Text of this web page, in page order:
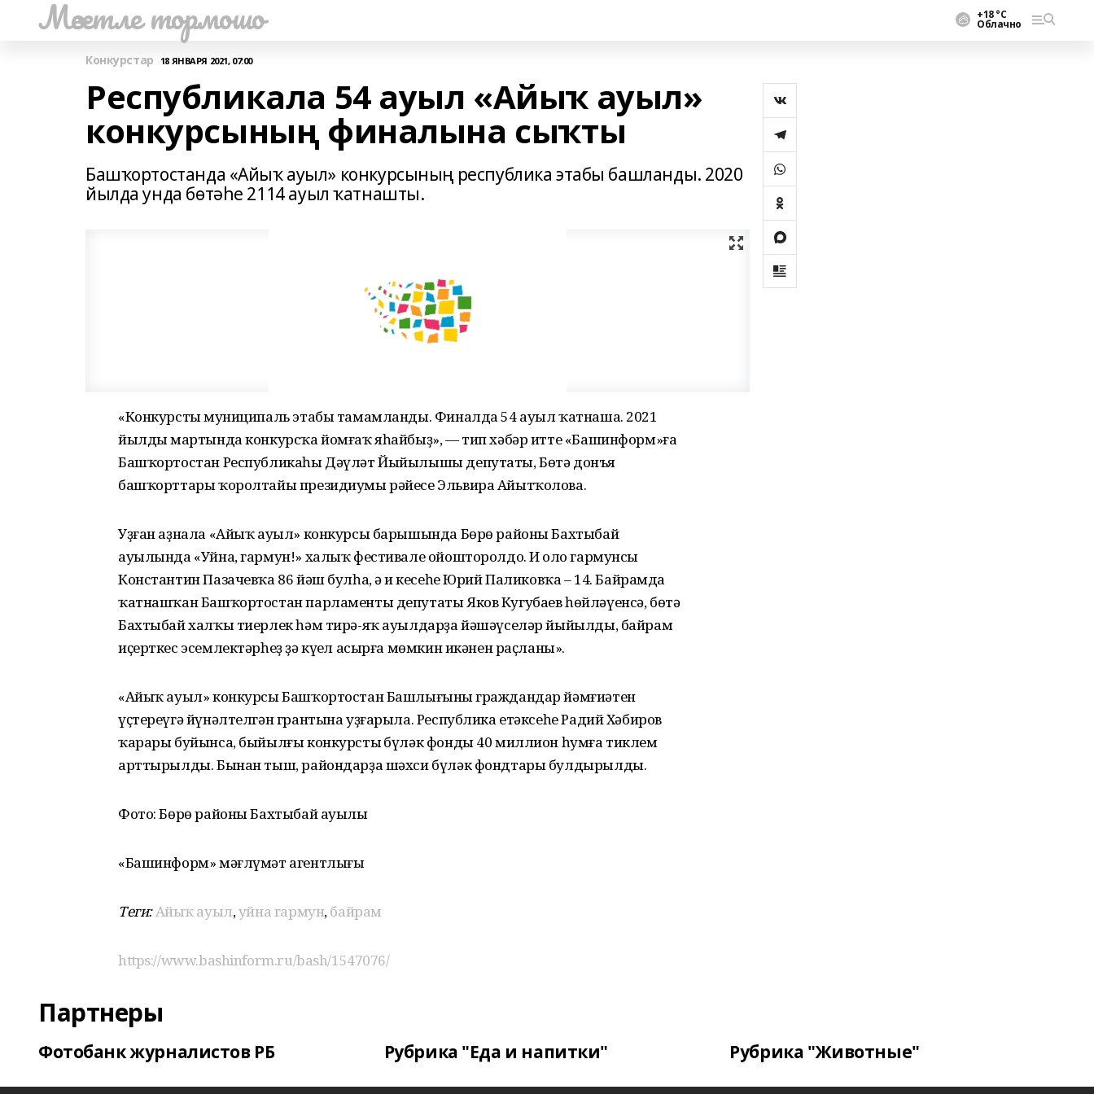
Мәсетле тормошо +18 °С
Облачно
Конкурстар 18 ЯНВАРЯ 2021, 07:00
Республикала 54 ауыл «Айыҡ ауыл»
конкурсының финалына сыҡты
Башҡортостанда «Айыҡ ауыл» конкурсының республика этабы башланды. 2020
йылда унда бөтәһе 2114 ауыл ҡатнашты.
«Конкурстың муниципаль этабы тамамланды. Финалда 54 ауыл ҡатнаша. 2021
йылдың мартында конкурсҡа йомғаҡ яһайбыҙ», — тип хәбәр итте «Башинформ»ға
Башҡортостан Республикаһы Дәүләт Йыйылышы депутаты, Бөтә донъя
башҡорттары ҡоролтайы президиумы рәйесе Эльвира Айытҡолова.
Уҙған аҙнала «Айыҡ ауыл» конкурсы барышында Бөрө районы Бахтыбай
ауылында «Уйна, гармун!» халыҡ фестивале ойошторолдо. Иң оло гармунсы
Константин Пазачевҡа 86 йәш булһа, ә иң кесеһе Юрий Паликовҡа – 14. Байрамда
ҡатнашҡан Башҡортостан парламенты депутаты Яков Кугубаев һөйләүенсә, бөтә
Бахтыбай халҡы тиерлек һәм тирә-яҡ ауылдарҙа йәшәүселәр йыйылды, байрам
иҫерткес эсемлектәрһеҙ ҙә күңел асырға мөмкин икәнен раҫланы».
«Айыҡ ауыл» конкурсы Башҡортостан Башлығының граждандар йәмғиәтен
үҫтереүгә йүнәлтелгән грантына уҙғарыла. Республика етәксеһе Радий Хәбиров
ҡарары буйынса, быйылғы конкурстың бүләк фонды 40 миллион һумға тиклем
арттырылды. Бынан тыш, райондарҙа шәхси бүләк фондтары булдырылды.
Фото: Бөрө районы Бахтыбай ауылы
«Башинформ» мәғлүмәт агентлығы
Теги:Айыҡ ауыл,уйна гармун,байрам
https://www.bashinform.ru/bash/1547076/
Партнеры
Фотобанк журналистов РБ Рубрика "Еда и напитки" Рубрика "Животные"